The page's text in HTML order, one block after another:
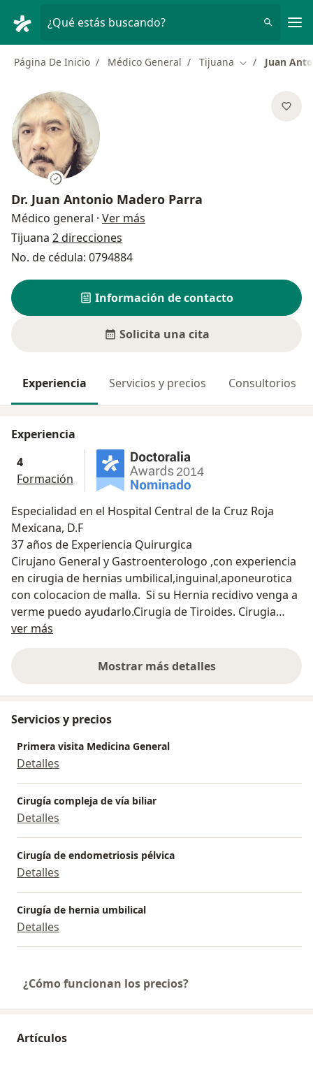
¿Qué estás buscando?
Página De Inicio Médico General Tijuana Cambiar de
Juan
Dr. Juan Antonio Madero Parra
Médico general · Ver más
Tijuana 2 direcciones
No. de cédula: 0794884
Información de contacto
Solicita una cita
Experiencia Servicios y precios Consultorios
Experiencia
4
Formación
Especialidad en el Hospital Central de la Cruz Roja
Mexicana, D.F
37 años de Experiencia Quirurgica
Cirujano General y Gastroenterologo ,con experiencia
en cirugia de hernias umbilical,inguinal,aponeurotica
con colocacion de malla. Si su Hernia recidivo venga a
verme puedo ayudarlo.Cirugia de Tiroides. Cirugia
Digestiva.Colon-recto y ano(colitis,hemorroides,fistula
ver más
Mostrar más detalles
sobre la experiencia
Servicios y precios
Primera visita Medicina General
Detalles
Cirugía compleja de vía biliar
Detalles
Cirugía de endometriosis pélvica
Detalles
Cirugía de hernia umbilical
Detalles
¿Cómo funcionan los precios?
Artículos